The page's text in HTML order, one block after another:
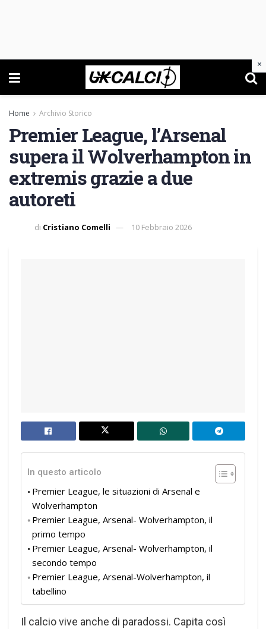
Home Archivio Storico
Premier League, l’Arsenal
supera il Wolverhampton in
extremis grazie a due
autoreti
di Cristiano Comelli 10 Febbraio 2026
In questo articolo
Premier League, le situazioni di Arsenal e
Wolverhampton
Premier League, Arsenal- Wolverhampton, il
primo tempo
Premier League, Arsenal- Wolverhampton, il
secondo tempo
Premier League, Arsenal-Wolverhampton, il
tabellino
Il calcio vive anche di paradossi. Capita così
×